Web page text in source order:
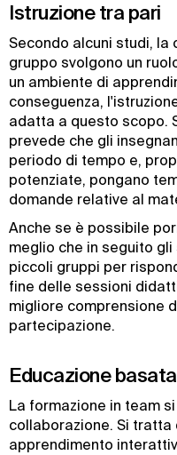
Istruzione tra pari
Secondo alcuni studi, la
gruppo svolgono un
un ambiente di
conseguenza,
adatta a questo scopo.
prevede che gli
periodo di tempo e,
potenziate, pongano
domande relative al
Anche se è possibile
meglio che in seguito
piccoli gruppi per
fine delle sessioni
migliore comprensione
partecipazione.
Educazione
La formazione in team
collaborazione. Si tratta
apprendimento